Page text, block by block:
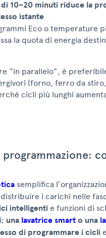
di 10–20 minuti riduce la
istante
Eco o temperature
la quota di energia
“in parallelo”, è
(forno, ferro da
cicli più lunghi
programmazione:
semplifica
i carichi nelle
intelligenti e funzioni di
una lavatrice smart o una
di programmare i cicli